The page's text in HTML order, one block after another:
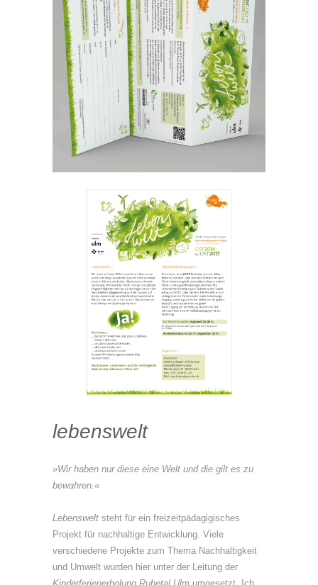
lebenswelt
»Wir haben nur diese eine Welt und die gilt es zu
bewahren.«
Lebenswelt steht für ein freizeitpädagigisches
Projekt für nachhaltige Entwicklung. Viele
verschiedene Projekte zum Thema Nachhaltigkeit
und Umwelt wurden hier unter der Leitung der